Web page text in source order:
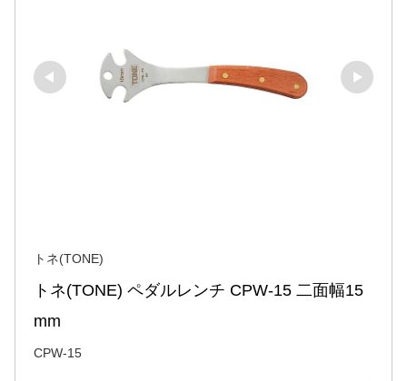
トネ(TONE)
トネ(TONE) ペダルレンチ CPW-15 二面幅15
mm
CPW-15